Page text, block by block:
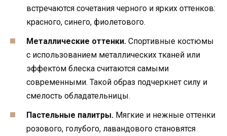
встречаются сочетания черного и ярких оттенков:
красного, синего, фиолетового.
Металлические оттенки. Спортивные костюмы
с использованием металлических тканей или
эффектом блеска считаются самыми
современными. Такой образ подчеркнет силу и
смелость обладательницы.
Пастельные палитры. Мягкие и нежные оттенки
розового, голубого, лавандового становятся